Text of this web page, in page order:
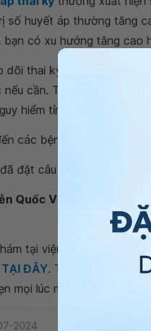
số huyết áp thường tăng
bạn có xu hướng tăng cao
dõi thai kỳ thường xuyên
nếu cần. Tránh trường hợp
hiểm tính mạng cả mẹ và
các bệnh viện thuộc Hệ
đặt câu hỏi tới
Quốc Việt
tại viện, Quý khách vui
TẠI ĐÂY. Tải và đặt lịch
mọi lúc mọi nơi ngay trên
2024